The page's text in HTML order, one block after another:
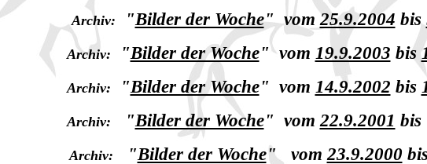
Archiv: "Bilder der Woche"vom 25.9.2004 bis
Archiv: "Bilder der Woche" vom 19.9.2003 bis
Archiv: "Bilder der Woche" vom 14.9.2002 bis
Archiv: "Bilder der Woche" vom 22.9.2001 bis
Archiv: "Bilder der Woche" vom 23.9.2000